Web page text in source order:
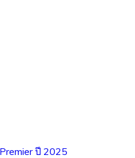
ปี 2025